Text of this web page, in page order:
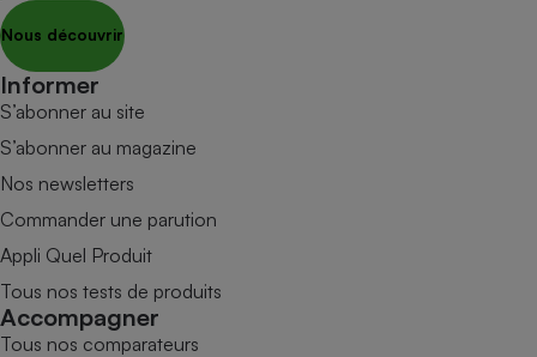
Nous découvrir
Informer
S’abonner au site
S’abonner au magazine
Nos newsletters
Commander une parution
Appli Quel Produit
Tous nos tests de produits
Accompagner
Tous nos comparateurs